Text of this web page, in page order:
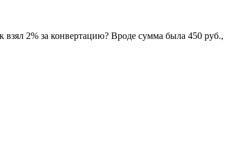
2% за конвертацию? Вроде сумма была 450 руб.,